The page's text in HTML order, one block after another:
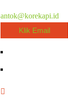
antok@korekapi.id
Klik Email